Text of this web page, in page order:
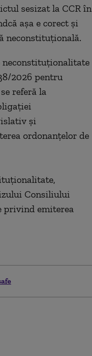
sesizat la CCR în
aşa e corect şi
neconstituţională.
neconstituţionalitate
2026 pentru
referă la
şi
ordonanţelor de
Consiliului
privind emiterea